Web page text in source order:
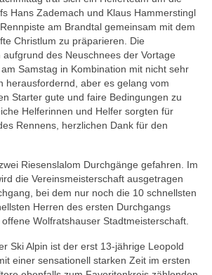
Hans Zademach und Klaus Hammerstingl
am Brandtal gemeinsam mit dem
Christlum zu präparieren. Die
des Neuschnees der Vortage
Samstag in Kombination mit nicht sehr
herausfordernd, aber es gelang vom
Starter gute und faire Bedingungen zu
Helferinnen und Helfer sorgten für
Rennens, herzlichen Dank für den
Riesenslalom Durchgänge gefahren. Im
die Vereinsmeisterschaft ausgetragen
bei dem nur noch die 10 schnellsten
Herren des ersten Durchgangs
Wolfratshauser Stadtmeisterschaft.
Ski Alpin ist der erst 13-jährige Leopold
einer sensationell starken Zeit im ersten